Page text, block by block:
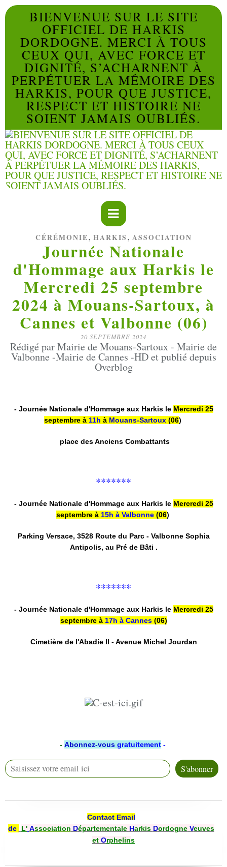
BIENVENUE SUR LE SITE
OFFICIEL DE HARKIS
DORDOGNE. MERCI À TOUS
CEUX QUI, AVEC FORCE ET
DIGNITÉ, S’ACHARNENT À
PERPÉTUER LA MÉMOIRE DES
HARKIS, POUR QUE JUSTICE,
RESPECT ET HISTOIRE NE
SOIENT JAMAIS OUBLIÉS.
CÉRÉMONIE, HARKIS , ASSOCIATION
Journée Nationale
d'Hommage aux Harkis le
Mercredi 25 septembre
2024 à Mouans-Sartoux, à
Cannes et Valbonne (06)
20 SEPTEMBRE 2024
Rédigé par Mairie de Mouans-Sartoux - Mairie de
Valbonne -Mairie de Cannes -HD et publié depuis
Overblog
- Journée Nationale d'Hommage aux Harkis le Mercredi 25
septembre à 11h àMouans-Sartoux (06)
place des Anciens Combattants
*******
- Journée Nationale d'Hommage aux Harkis le Mercredi 25
septembre à 15h à Valbonne (06)
Parking Versace, 3528 Route du Parc - Valbonne Sophia
Antipolis, au Pré de Bâti .
*******
- Journée Nationale d'Hommage aux Harkis le Mercredi 25
septembre à 17h à Cannes(06)
Cimetière de l'Abadie II - Avenue Michel Jourdan
- Abonnez-vous gratuitement -
Contact Email
de
L' Association DépartementaleHarkis DordogneVeuves
et Orphelins